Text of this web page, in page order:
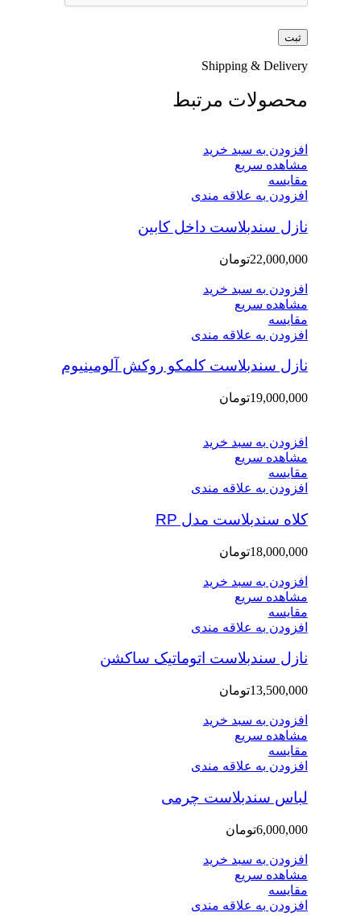
Shipping & Delivery
محصولات مرتبط
افزودن به سبد خرید
مشاهده سریع
مقایسه
افزودن به علاقه مندی
نازل سندبلاست داخل کابین
22,000,000تومان
افزودن به سبد خرید
مشاهده سریع
مقایسه
افزودن به علاقه مندی
نازل سندبلاست کلمکو روکش آلومینیوم
19,000,000تومان
افزودن به سبد خرید
مشاهده سریع
مقایسه
افزودن به علاقه مندی
کلاه سندبلاست مدل RP
18,000,000تومان
افزودن به سبد خرید
مشاهده سریع
مقایسه
افزودن به علاقه مندی
نازل سندبلاست اتوماتیک ساکشن
13,500,000تومان
افزودن به سبد خرید
مشاهده سریع
مقایسه
افزودن به علاقه مندی
لباس سندبلاست چرمی
6,000,000تومان
افزودن به سبد خرید
مشاهده سریع
مقایسه
افزودن به علاقه مندی